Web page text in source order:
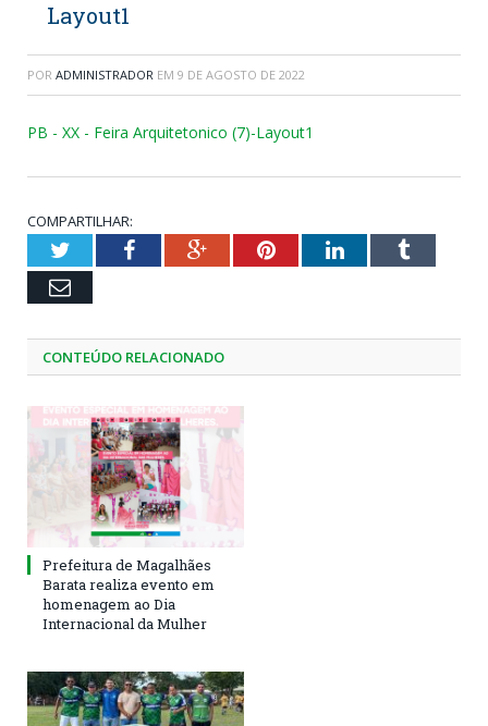
Layout1
POR ADMINISTRADOR EM 9 DE AGOSTO DE 2022
PB - XX - Feira Arquitetonico (7)-Layout1
COMPARTILHAR:
TwitterFacebookGoogle+PinterestLinkedInTumblr
Email
CONTEÚDO RELACIONADO
Prefeitura de Magalhães
Barata realiza evento em
homenagem ao Dia
Internacional da Mulher